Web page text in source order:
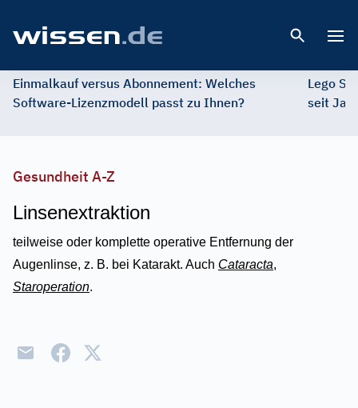
Einmalkauf versus Abonnement: Welches
Software-Lizenzmodell passt zu Ihnen?
Lego
seit
Gesundheit A-Z
Linsenextraktion
teilweise oder komplette operative Entfernung der
Augenlinse, z. B. bei Katarakt. Auch Cataracta,
Staroperation.